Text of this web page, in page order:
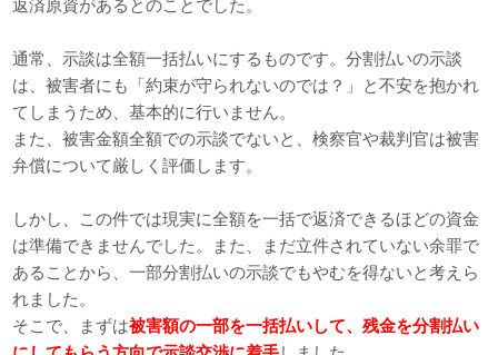
返済原資があるとのことでした。
通常、示談は全額一括払いにするものです。分割払いの示談
は、被害者にも「約束が守られないのでは？」と不安を抱かれ
てしまうため、基本的に行いません。
また、被害金額全額での示談でないと、検察官や裁判官は被害
弁償について厳しく評価します。
しかし、この件では現実に全額を一括で返済できるほどの資金
は準備できませんでした。また、まだ立件されていない余罪で
あることから、一部分割払いの示談でもやむを得ないと考えら
れました。
そこで、まずは被害額の一部を一括払いして、残金を分割払い